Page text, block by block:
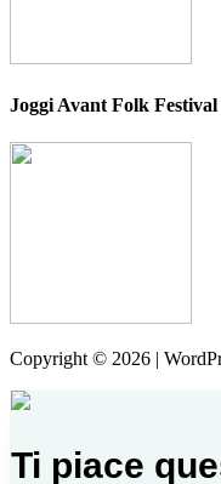
Joggi Avant Folk Festival
Copyright © 2026 |
Ti piace